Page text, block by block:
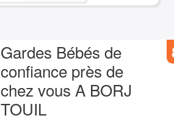
Gardes Bébés de
confiance près de
chez vous A BORJ
TOUIL